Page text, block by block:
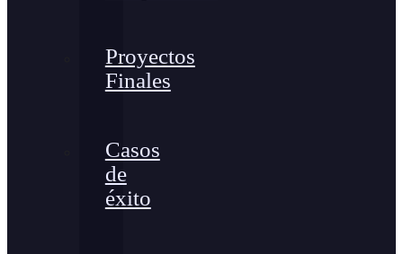
Proyectos
Finales
Casos
de
éxito